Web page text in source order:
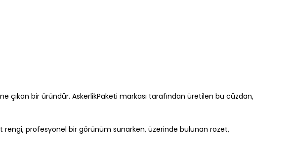
çıkan bir üründür. AskerlikPaketi markası tarafından üretilen bu cüzdan,
rengi, profesyonel bir görünüm sunarken, üzerinde bulunan rozet,